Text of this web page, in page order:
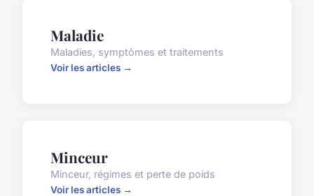
Maladie
Maladies, symptômes et traitements
Voir les articles →
Minceur
Minceur, régimes et perte de poids
Voir les articles →